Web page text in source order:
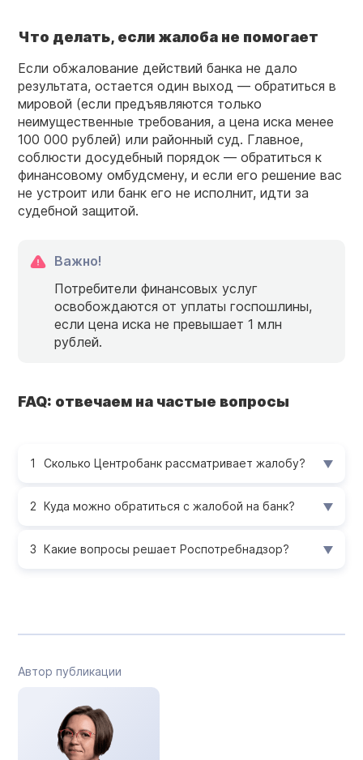
Что делать, если жалоба не помогает
Если обжалование действий банка не дало
результата, остается один выход — обратиться в
мировой (если предъявляются только
неимущественные требования, а цена иска менее
100 000 рублей) или районный суд. Главное,
соблюсти досудебный порядок — обратиться к
финансовому омбудсмену, и если его решение вас
не устроит или банк его не исполнит, идти за
судебной защитой.
Важно!
Потребители финансовых услуг
освобождаются от уплаты госпошлины,
если цена иска не превышает 1 млн
рублей.
FAQ: отвечаем на частые вопросы
Сколько Центробанк рассматривает жалобу?
Куда можно обратиться с жалобой на банк?
Какие вопросы решает Роспотребнадзор?
Автор публикации